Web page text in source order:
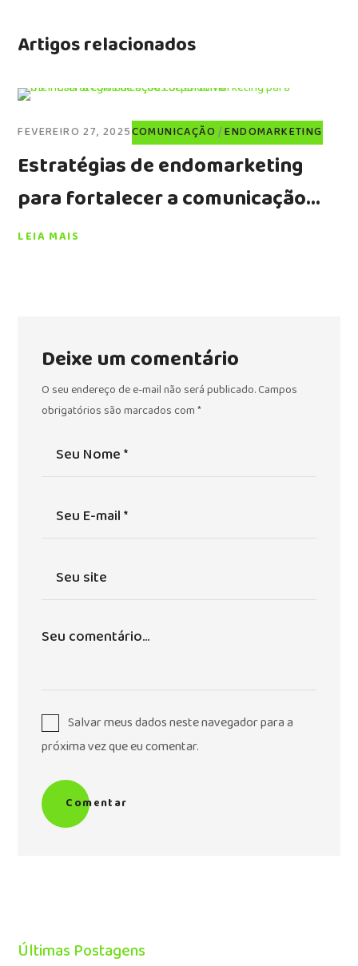
Artigos relacionados
FEVEREIRO 27, 2025COMUNICAÇÃO ENDOMARKETING
Estratégias de endomarketing
para fortalecer a comunicação
corporativa
LEIA MAIS
Deixe um comentário
O seu endereço de e-mail não será publicado.Campos
obrigatórios são marcados com*
Salvar meus dados neste navegador para a
próxima vez que eu comentar.
Comentar
Últimas Postagens